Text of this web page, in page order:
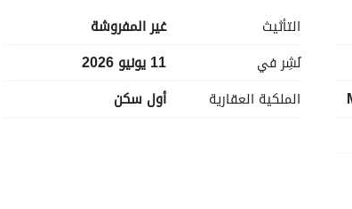
التأثيث
غير المفروشة
نُشِر في
11 يونيو 2026
الملكية العقارية
أول سكن